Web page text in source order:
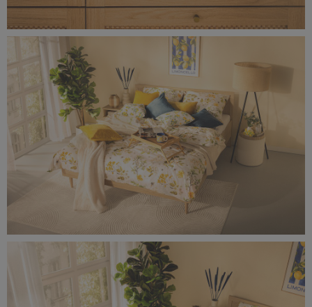
0F0A9680-rozmiar-rzeczywisty-(4).jpg
11,4 MB
0F0A9680-rozmiar-rzeczywisty-(1).jpg